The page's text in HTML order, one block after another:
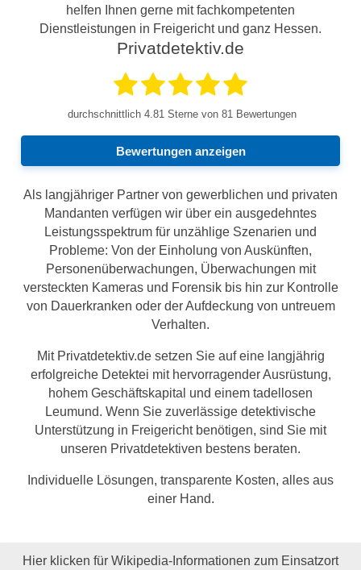
helfen Ihnen gerne mit fachkompetenten
Dienstleistungen in Freigericht und ganz Hessen.
Privatdetektiv.de
durchschnittlich 4.81 Sterne von 81 Bewertungen
Bewertungen anzeigen
Als langjähriger Partner von gewerblichen und privaten
Mandanten verfügen wir über ein ausgedehntes
Leistungsspektrum für unzählige Szenarien und
Probleme: Von der Einholung von Auskünften,
Personenüberwachungen, Überwachungen mit
versteckten Kameras und Forensik bis hin zur Kontrolle
von Dauerkranken oder der Aufdeckung von untreuem
Verhalten.
Mit Privatdetektiv.de setzen Sie auf eine langjährig
erfolgreiche Detektei mit hervorragender Ausrüstung,
hohem Geschäftskapital und einem tadellosen
Leumund. Wenn Sie zuverlässige detektivische
Unterstützung in Freigericht benötigen, sind Sie mit
unseren Privatdetektiven bestens beraten.
Individuelle Lösungen, transparente Kosten, alles aus
einer Hand.
Hier klicken für Wikipedia-Informationen zum Einsatzort